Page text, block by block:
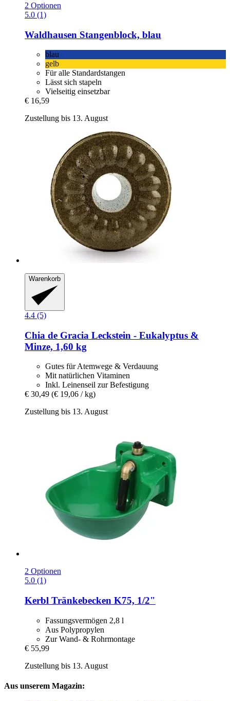
2 Optionen
5.0 (1)
Waldhausen Stangenblock, blau
blau
gelb
Für alle Standardstangen
Lässt sich stapeln
Vielseitig einsetzbar
€ 16,59
Zustellung bis 13. August
Warenkorb
4.4 (5)
Chia de Gracia Leckstein -​ Eukalyptus &
Minze, 1,60 kg
Gutes für Atemwege & Verdauung
Mit natürlichen Vitaminen
Inkl. Leinenseil zur Befestigung
€ 30,49 (€ 19,06 / kg)
Zustellung bis 13. August
2 Optionen
5.0 (1)
Kerbl Tränkebecken K75, 1/2"
Fassungsvermögen 2,8 l
Aus Polypropylen
Zur Wand- & Rohrmontage
€ 55,99
Zustellung bis 13. August
Aus unserem Magazin: